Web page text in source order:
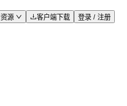
资源 客户端下载 登录 / 注册